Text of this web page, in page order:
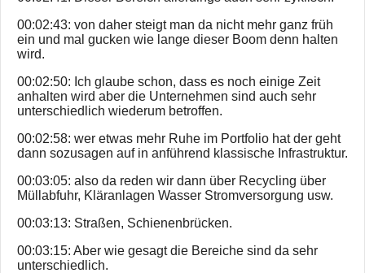
00:02:43: von daher steigt man da nicht mehr ganz früh
ein und mal gucken wie lange dieser Boom denn halten
wird.
00:02:50: Ich glaube schon, dass es noch einige Zeit
anhalten wird aber die Unternehmen sind auch sehr
unterschiedlich wiederum betroffen.
00:02:58: wer etwas mehr Ruhe im Portfolio hat der geht
dann sozusagen auf in anführend klassische Infrastruktur.
00:03:05: also da reden wir dann über Recycling über
Müllabfuhr, Kläranlagen Wasser Stromversorgung usw.
00:03:13: Straßen, Schienenbrücken.
00:03:15: Aber wie gesagt die Bereiche sind da sehr
unterschiedlich.